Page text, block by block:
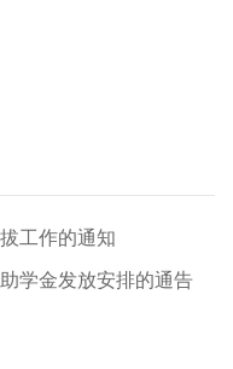
工作的通知
学金发放安排的通告